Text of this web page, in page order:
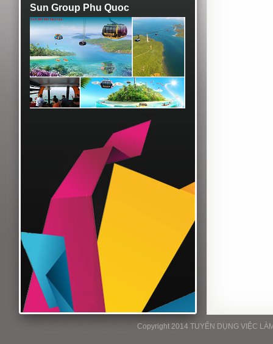
Sun Group Phu Quoc
Copyright 2014 TUYỂN DỤNG VIỆC